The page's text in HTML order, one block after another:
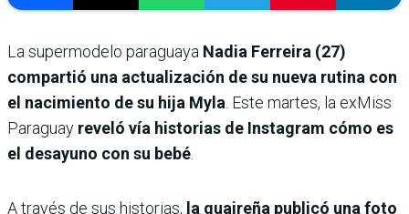
La supermodelo paraguaya Nadia Ferreira (27)
compartió una actualización de su nueva rutina con
el nacimiento de su hija Myla. Este martes, la exMiss
Paraguay reveló vía historias de Instagram cómo es
el desayuno con su bebé.
A través de sus historias, la guaireña publicó una foto